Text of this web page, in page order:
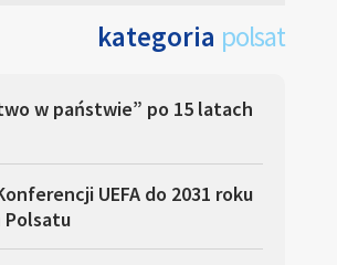
kategoria polsat
w państwie” po 15 latach
UEFA do 2031 roku
Polsatu